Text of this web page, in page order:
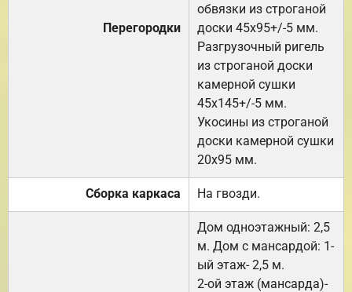
Перегородки
обвязки из строганой
доски 45х95+/-5 мм.
Разгрузочный ригель
из строганой доски
камерной сушки
45х145+/-5 мм.
Укосины из строганой
доски камерной сушки
20х95 мм.
Сборка каркаса На гвозди.
Дом одноэтажный: 2,5
м. Дом с мансардой: 1-
ый этаж- 2,5 м.
2-ой этаж (мансарда)-